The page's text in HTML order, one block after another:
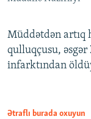
Müddətdən artıq
qulluqçusu, əsgər
infarktından
Ətraflı burada oxuyun